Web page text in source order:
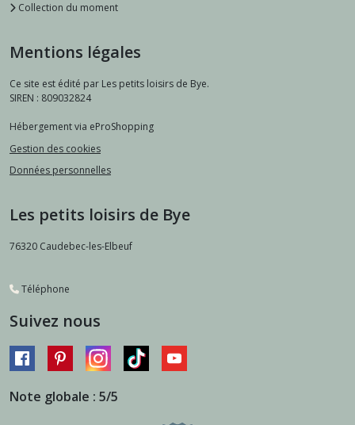
Collection du moment
Mentions légales
Ce site est édité par Les petits loisirs de Bye.
SIREN : 809032824
Hébergement via eProShopping
Gestion des cookies
Données personnelles
Les petits loisirs de Bye
76320 Caudebec-les-Elbeuf
Téléphone
Suivez nous
Note globale : 5/5